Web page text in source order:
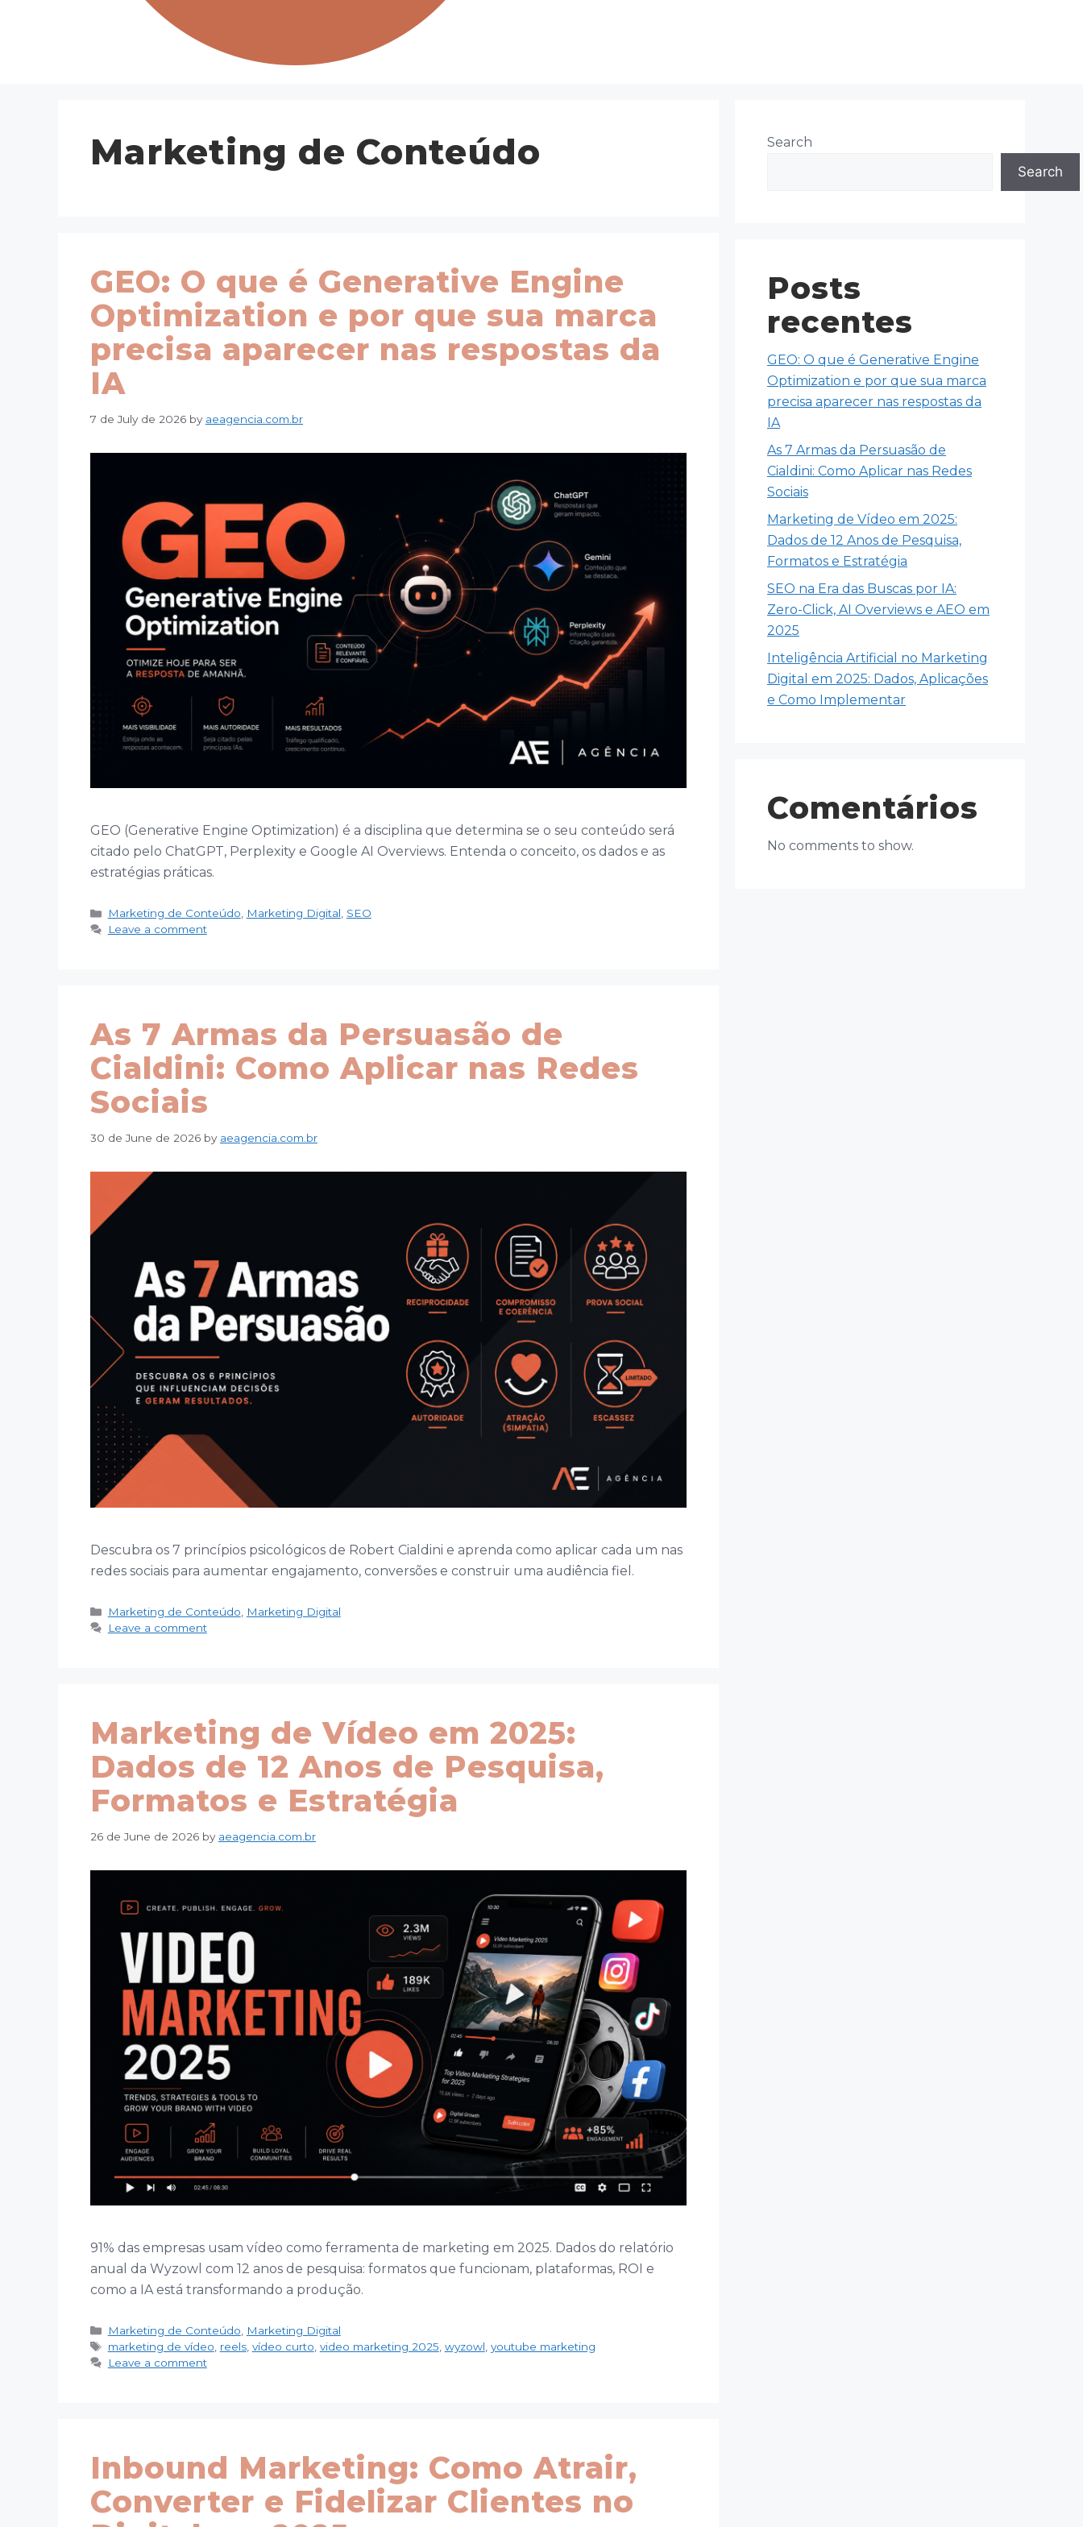
Marketing de Conteúdo
GEO: O que é Generative Engine
Optimization e por que sua marca
precisa aparecer nas respostas da
IA
7 de July de 2026 by aeagencia.com.br
GEO (Generative Engine Optimization) é a disciplina que determina se o seu conteúdo será
citado pelo ChatGPT, Perplexity e Google AI Overviews. Entenda o conceito, os dados e as
estratégias práticas.
Categories
Marketing de Conteúdo, Marketing Digital, SEO
Leave a comment
As 7 Armas da Persuasão de
Cialdini: Como Aplicar nas Redes
Sociais
30 de June de 2026 by aeagencia.com.br
Descubra os 7 princípios psicológicos de Robert Cialdini e aprenda como aplicar cada um nas
redes sociais para aumentar engajamento, conversões e construir uma audiência fiel.
Categories
Marketing de Conteúdo
Marketing Digital
Leave a comment
Marketing de Vídeo em 2025:
Dados de 12 Anos de Pesquisa,
Formatos e Estratégia
26 de June de 2026 by aeagencia.com.br
91% das empresas usam vídeo como ferramenta de marketing em 2025. Dados do relatório
anual da Wyzowl com 12 anos de pesquisa: formatos que funcionam, plataformas, ROI e
como a IA está transformando a produção.
Categories
Marketing de Conteúdo, Marketing Digital
Tags
marketing de vídeo, reels, vídeo curto, video marketing 2025, wyzowl, youtube marketing
Leave a comment
Inbound Marketing: Como Atrair,
Converter e Fidelizar Clientes no
Search
Search
Posts
recentes
GEO: O que é Generative Engine
Optimization e por que sua marca
precisa aparecer nas respostas da
IA
As 7 Armas da Persuasão de
Cialdini: Como Aplicar nas Redes
Sociais
Marketing de Vídeo em 2025:
Dados de 12 Anos de Pesquisa,
Formatos e Estratégia
SEO na Era das Buscas por IA:
Zero-Click, AI Overviews e AEO em
2025
Inteligência Artificial no Marketing
Digital em 2025: Dados, Aplicações
e Como Implementar
Comentários
No comments to show.